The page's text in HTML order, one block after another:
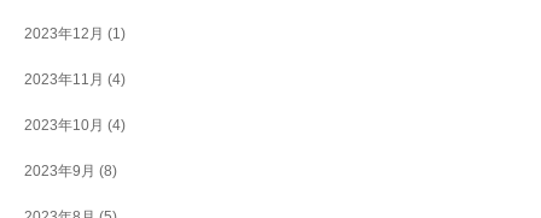
2023年12月 (1)
2023年11月 (4)
2023年10月 (4)
2023年9月 (8)